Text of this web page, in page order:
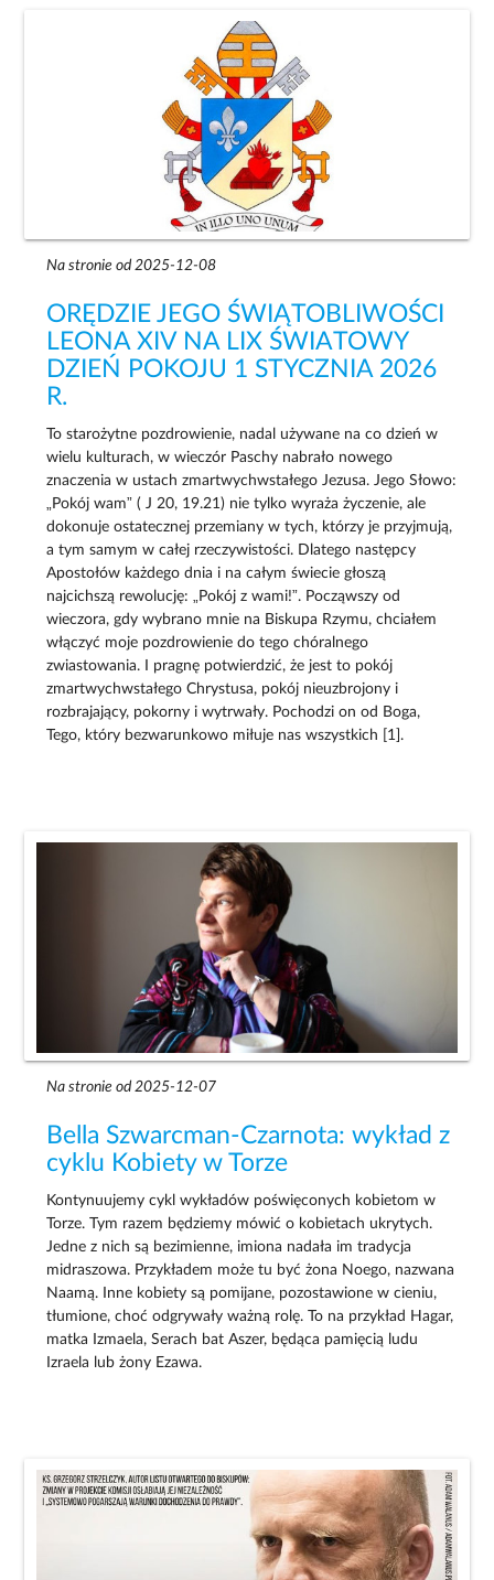
Na stronie od 2025-12-08
ORĘDZIE JEGO ŚWIĄTOBLIWOŚCI
LEONA XIV NA LIX ŚWIATOWY
DZIEŃ POKOJU 1 STYCZNIA 2026
R.
To starożytne pozdrowienie, nadal używane na co dzień w
wielu kulturach, w wieczór Paschy nabrało nowego
znaczenia w ustach zmartwychwstałego Jezusa. Jego Słowo:
„Pokój wam” ( J 20, 19.21) nie tylko wyraża życzenie, ale
dokonuje ostatecznej przemiany w tych, którzy je przyjmują,
a tym samym w całej rzeczywistości. Dlatego następcy
Apostołów każdego dnia i na całym świecie głoszą
najcichszą rewolucję: „Pokój z wami!”. Począwszy od
wieczora, gdy wybrano mnie na Biskupa Rzymu, chciałem
włączyć moje pozdrowienie do tego chóralnego
zwiastowania. I pragnę potwierdzić, że jest to pokój
zmartwychwstałego Chrystusa, pokój nieuzbrojony i
rozbrajający, pokorny i wytrwały. Pochodzi on od Boga,
Tego, który bezwarunkowo miłuje nas wszystkich [1].
Na stronie od 2025-12-07
Bella Szwarcman-Czarnota: wykład z
cyklu Kobiety w Torze
Kontynuujemy cykl wykładów poświęconych kobietom w
Torze. Tym razem będziemy mówić o kobietach ukrytych.
Jedne z nich są bezimienne, imiona nadała im tradycja
midraszowa. Przykładem może tu być żona Noego, nazwana
Naamą. Inne kobiety są pomijane, pozostawione w cieniu,
tłumione, choć odgrywały ważną rolę. To na przykład Hagar,
matka Izmaela, Serach bat Aszer, będąca pamięcią ludu
Izraela lub żony Ezawa.